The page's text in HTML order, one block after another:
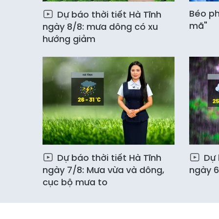
Dự báo thời tiết Hà Tĩnh
ngày 8/8: mưa dông có xu
hướng giảm
Béo
mã"
Dự báo thời tiết Hà Tĩnh
ngày 7/8: Mưa vừa và dông,
cục bộ mưa to
ngày